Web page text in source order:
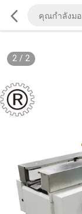
2/ 2